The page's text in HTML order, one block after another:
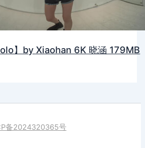
】by Xiaohan 6K 晓涵 179MB
备2024320365号